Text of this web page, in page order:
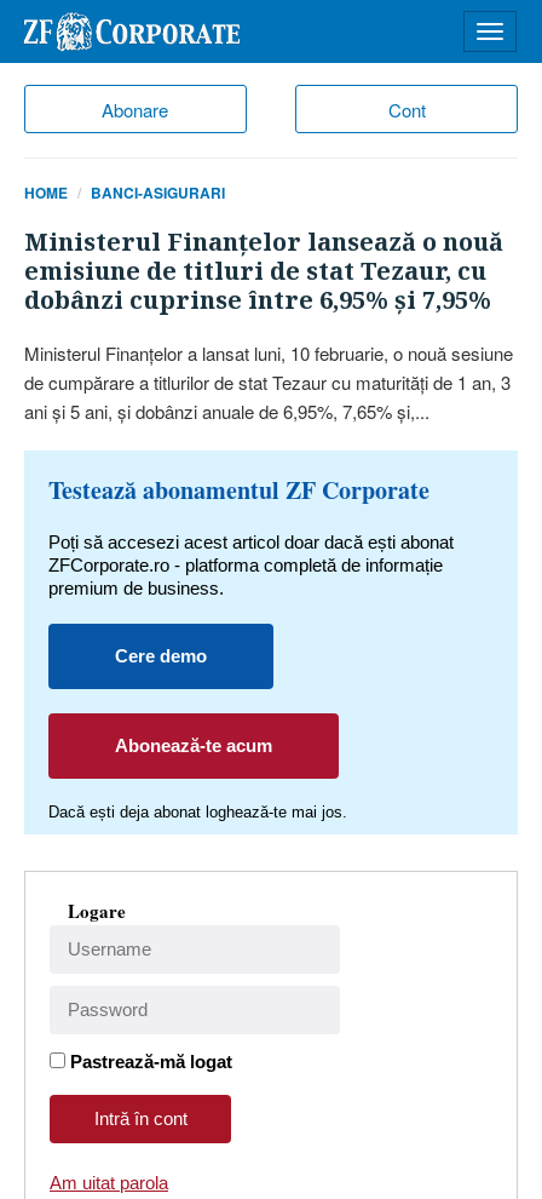
Abonare Cont
meniu
HOME BANCI-ASIGURARI
Ministerul Finanţelor lansează o nouă
emisiune de titluri de stat Tezaur, cu
dobânzi cuprinse între 6,95% şi 7,95%
Ministerul Finanţelor a lansat luni, 10 februarie, o nouă sesiune
de cumpărare a titlurilor de stat Tezaur cu maturităţi de 1 an, 3
ani şi 5 ani, şi dobânzi anuale de 6,95%, 7,65% şi,...
Testează abonamentul ZF Corporate
Poți să accesezi acest articol doar dacă ești abonat
ZFCorporate.ro - platforma completă de informație
premium de business.
Cere demo
Abonează-te acum
Dacă ești deja abonat loghează-te mai jos.
Logare
Pastrează-mă logat
Am uitat parola